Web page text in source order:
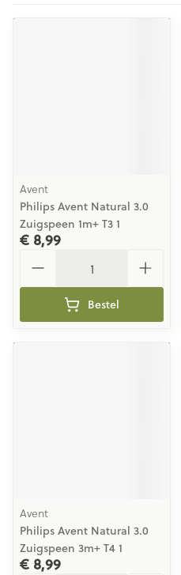
Avent
Philips Avent Natural 3.0
Zuigspeen 1m+ T3 1
€ 8,99
Bestel
Avent
Philips Avent Natural 3.0
Zuigspeen 3m+ T4 1
€ 8,99